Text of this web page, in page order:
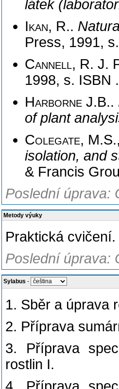
látek
Ikan, R..
Press, 1991,
Cannell, R. J.
1998, s. ISBN .
Harborne J.B..
of plant
Colegate,
isolation, and
& Francis
Poslední úprava:
Metody výuky
Praktická cvičení.
Poslední úprava:
Sylabus -
1. Sběr a úprava
2. Příprava
3. Příprava
rostlin I.